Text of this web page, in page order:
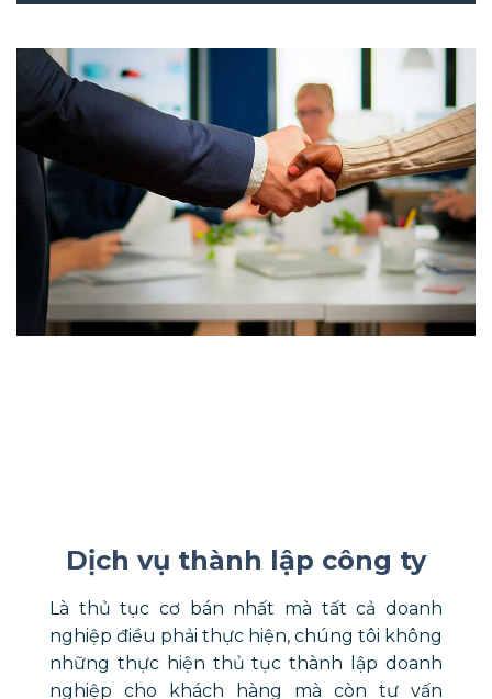
Dịch vụ thành lập công ty
Là thủ tục cơ bán nhất mà tất cả doanh
nghiệp điều phải thực hiện, chúng tôi không
những thực hiện thủ tục thành lập doanh
nghiệp cho khách hàng mà còn tư vấn